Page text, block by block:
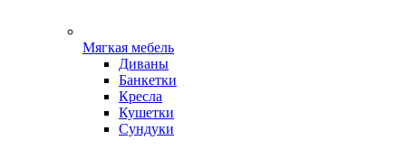
Мягкая мебель
Диваны
Банкетки
Кресла
Кушетки
Сундуки